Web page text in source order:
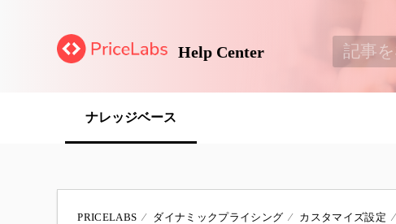
Help Center
ナレッジベース
PRICELABS ダイナミックプライシング カスタマイズ設定